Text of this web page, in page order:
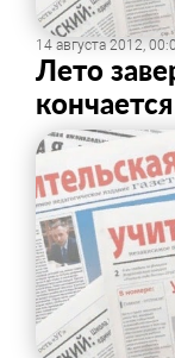
14 августа 2012,
Лето
кончается